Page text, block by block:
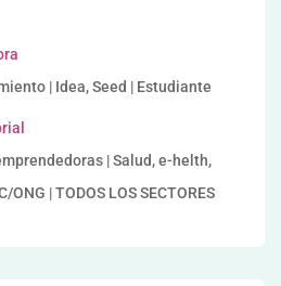
| Idea, Seed | Estudiante
| Salud, e-helth,
| TODOS LOS SECTORES